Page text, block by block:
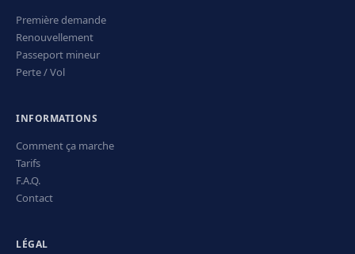
Première demande
Renouvellement
Passeport mineur
Perte / Vol
INFORMATIONS
Comment ça marche
Tarifs
F.A.Q.
Contact
LÉGAL